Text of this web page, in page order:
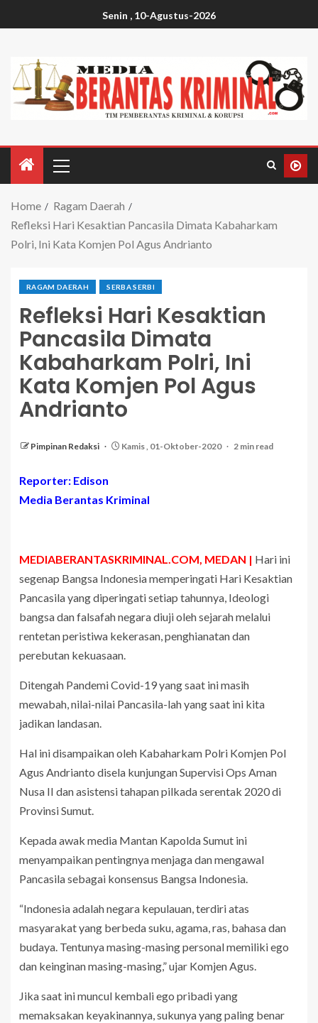
Senin , 10-Agustus-2026
Home
Ragam Daerah
Refleksi Hari Kesaktian Pancasila Dimata Kabaharkam
Polri, Ini Kata Komjen Pol Agus Andrianto
RAGAM DAERAH SERBA SERBI
Refleksi Hari Kesaktian
Pancasila Dimata
Kabaharkam Polri, Ini
Kata Komjen Pol Agus
Andrianto
Pimpinan Redaksi Kamis , 01-Oktober-2020 2 min read
Reporter: Edison
Media Berantas Kriminal
MEDIABERANTASKRIMINAL.COM, MEDAN | Hari ini
segenap Bangsa Indonesia memperingati Hari Kesaktian
Pancasila yang diperingati setiap tahunnya, Ideologi
bangsa dan falsafah negara diuji oleh sejarah melalui
rentetan peristiwa kekerasan, penghianatan dan
perebutan kekuasaan.
Ditengah Pandemi Covid-19 yang saat ini masih
mewabah, nilai-nilai Pancasila-lah yang saat ini kita
jadikan landasan.
Hal ini disampaikan oleh Kabaharkam Polri Komjen Pol
Agus Andrianto disela kunjungan Supervisi Ops Aman
Nusa II dan asistensi tahapan pilkada serentak 2020 di
Provinsi Sumut.
Kepada awak media Mantan Kapolda Sumut ini
menyampaikan pentingnya menjaga dan mengawal
Pancasila sebagai konsensus Bangsa Indonesia.
“Indonesia adalah negara kepulauan, terdiri atas
masyarakat yang berbeda suku, agama, ras, bahasa dan
budaya. Tentunya masing-masing personal memiliki ego
dan keinginan masing-masing,” ujar Komjen Agus.
Jika saat ini muncul kembali ego pribadi yang
memaksakan keyakinannya, sukunya yang paling benar